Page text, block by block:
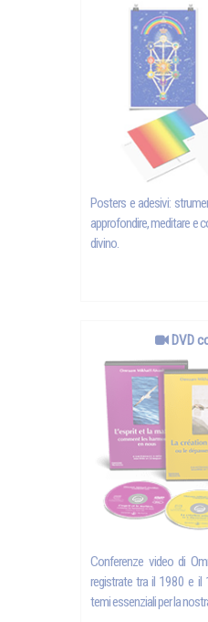
Posters e adesivi:
approfondire, meditare e
divino.
DVD
Conferenze video di
registrate tra il 1980 e il
temi essenziali per la